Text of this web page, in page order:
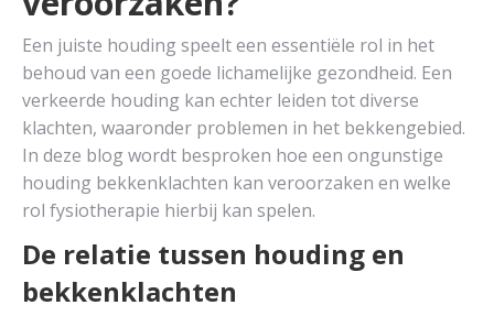
Een juiste houding speelt een essentiële rol in het
behoud van een goede lichamelijke gezondheid. Een
verkeerde houding kan echter leiden tot diverse
klachten, waaronder problemen in het bekkengebied.
In deze blog wordt besproken hoe een ongunstige
houding bekkenklachten kan veroorzaken en welke
rol fysiotherapie hierbij kan spelen.
De relatie tussen houding en
bekkenklachten